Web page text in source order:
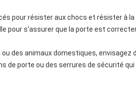
pour résister aux chocs et résister à
pour s'assurer que la porte est
des animaux domestiques, envisagez
de porte ou des serrures de sécurité